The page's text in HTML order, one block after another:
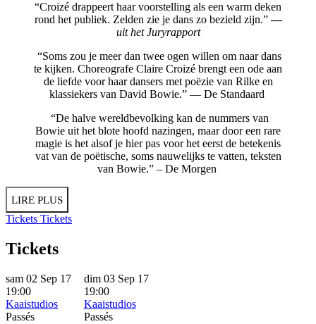
“Croizé drappeert haar voorstelling als een warm deken
rond het publiek. Zelden zie je dans zo bezield zijn.”—
uit het Juryrapport
“Soms zou je meer dan twee ogen willen om naar dans
te kijken. Choreografe Claire Croizé brengt een ode aan
de liefde voor haar dansers met poëzie van Rilke en
klassiekers van David Bowie.” — De Standaard
“De halve wereldbevolking kan de nummers van
Bowie uit het blote hoofd nazingen, maar door een rare
magie is het alsof je hier pas voor het eerst de betekenis
vat van de poëtische, soms nauwelijks te vatten, teksten
van Bowie.” – De Morgen
LIRE PLUS
Tickets Tickets
Tickets
sam 02 Sep 17
19:00
Kaaistudios
Passés
dim 03 Sep 17
19:00
Kaaistudios
Passés